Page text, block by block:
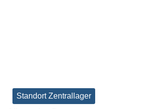
Standort Zentrallager